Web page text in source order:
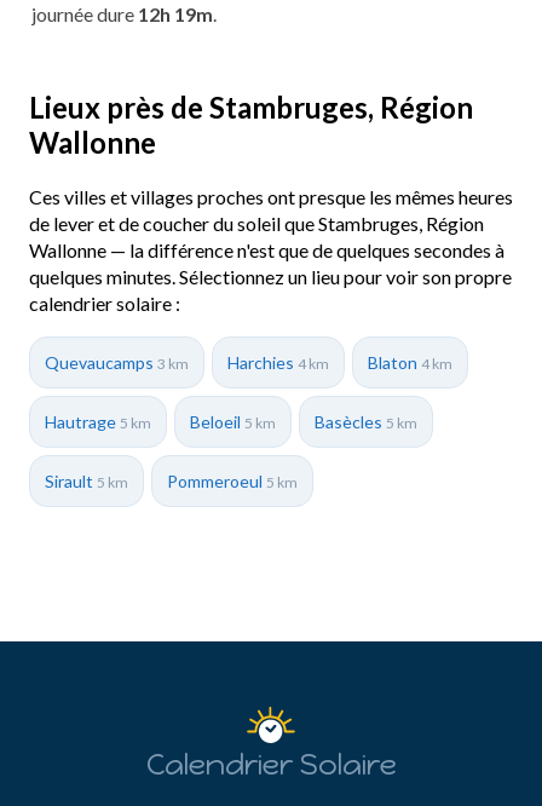
journée dure 12h 19m
Lieux près de Stambruges, Région
Wallonne
Ces villes et villages proches ont presque les mêmes heures
de lever et de coucher du soleil que Stambruges, Région
Wallonne — la différence n'est que de quelques secondes à
quelques minutes. Sélectionnez un lieu pour voir son propre
calendrier solaire :
Quevaucamps 3 km Harchies 4 km Blaton 4 km
Hautrage 5 km Beloeil 5 km Basècles 5 km
Sirault 5 km Pommeroeul 5 km
Calendrier Solaire